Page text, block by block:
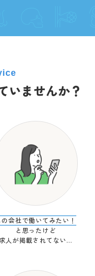
いませんか？
の会社で働いてみたい！
と思ったけど
人が掲載されてない…